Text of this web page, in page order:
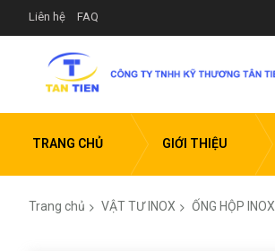
Liên hệ FAQ
TRANG CHỦ GIỚI THIỆU
Trang chủ VẬT TƯ INOX ỐNG HỘP INOX